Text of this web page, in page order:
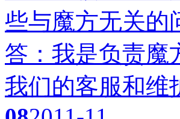
些与魔方无关的
答：我是负责魔
我们的客服和维